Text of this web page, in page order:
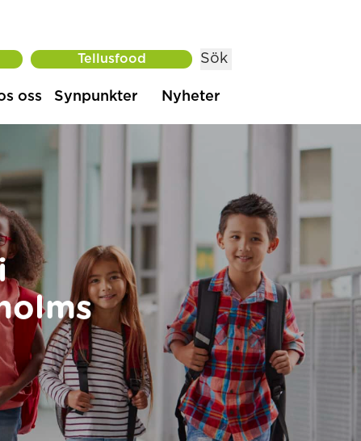
Tellusfood Sök
oss Synpunkter Nyheter